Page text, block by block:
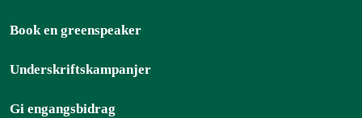
Book en greenspeaker
Underskriftskampanjer
Gi engangsbidrag